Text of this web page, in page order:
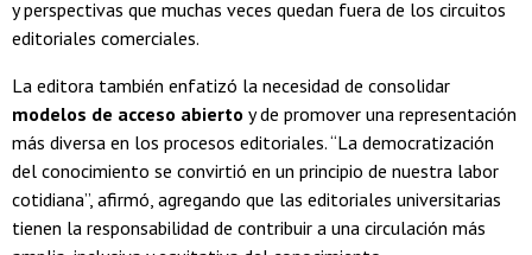
y perspectivas que muchas veces quedan fuera de los circuitos
editoriales comerciales.
La editora también enfatizó la necesidad de consolidar
modelos de acceso abierto y de promover una representación
más diversa en los procesos editoriales. “La democratización
del conocimiento se convirtió en un principio de nuestra labor
cotidiana”, afirmó, agregando que las editoriales universitarias
tienen la responsabilidad de contribuir a una circulación más